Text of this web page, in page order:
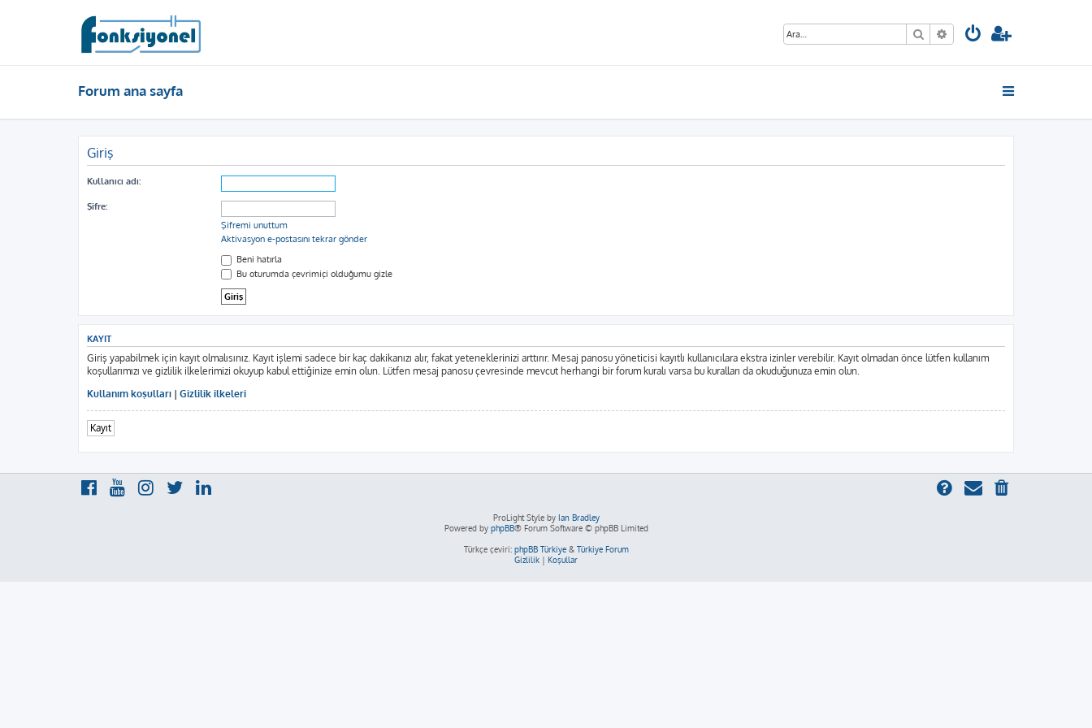
Ara Gelişmiş arama
Forum ana sayfa
Giriş
Kullanıcı adı:
Şifre:
Şifremi unuttum
Aktivasyon e-postasını tekrar gönder
Beni hatırla
Bu oturumda çevrimiçi olduğumu gizle
KAYIT
Giriş yapabilmek için kayıt olmalısınız. Kayıt işlemi sadece bir kaç dakikanızı alır, fakat yeteneklerinizi arttırır. Mesaj panosu yöneticisi kayıtlı kullanıcılara ekstra izinler verebilir. Kayıt olmadan önce lütfen kullanım
koşullarımızı ve gizlilik ilkelerimizi okuyup kabul ettiğinize emin olun. Lütfen mesaj panosu çevresinde mevcut herhangi bir forum kuralı varsa bu kuralları da okuduğunuza emin olun.
Kullanım koşulları | Gizlilik ilkeleri
Kayıt
ProLight Style by Ian Bradley
Powered by phpBB® Forum Software © phpBB Limited
Türkçe çeviri: phpBB Türkiye& Türkiye Forum
Gizlilik | Koşullar